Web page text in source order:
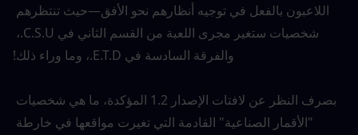
والفرقة السادسة في E.T.D.، وما وراء ذلك!